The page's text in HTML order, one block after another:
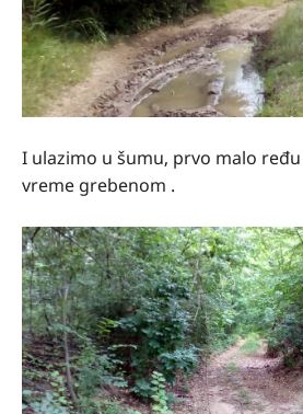
I ulazimo u šumu, prvo malo
vreme grebenom .